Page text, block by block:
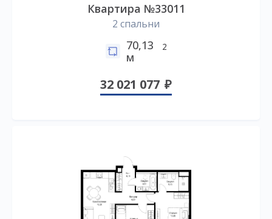
Квартира №33011
2 спальни
70,13
м
2
32 021 077